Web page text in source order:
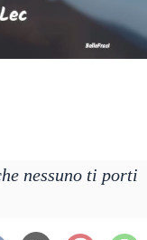
nessuno ti porti